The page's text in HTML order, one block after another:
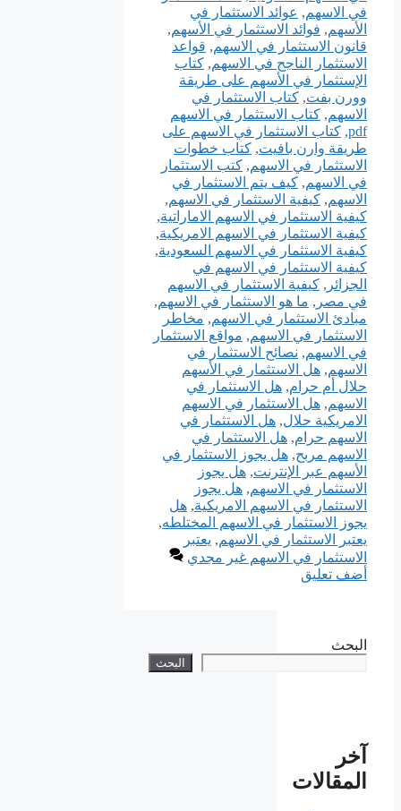
في الاسهم, عوائد الاستثمار في
الأسهم, فوائد الاستثمار في الأسهم,
قانون الاستثمار في الاسهم, قواعد
الاستثمار الناجح في الاسهم, كتاب
الإستثمار في الأسهم على طريقة
وورن بفت, كتاب الاستثمار في
الاسهم, كتاب الاستثمار في الاسهم
pdf
, كتاب الاستثمار في الاسهم على
طريقة وارن بافيت, كتاب خطوات
الاستثمار في الاسهم, كتب الاستثمار
في الاسهم, كيف يتم الاستثمار في
الاسهم, كيفية الاستثمار في الاسهم,
كيفية الاستثمار في الاسهم الاماراتية,
كيفية الاستثمار في الاسهم الامريكية,
كيفية الاستثمار في الاسهم السعودية,
كيفية الاستثمار في الاسهم في
الجزائر , كيفية الاستثمار في الاسهم
في مصر , ما هو الاستثمار في الاسهم,
مبادئ الاستثمار في الاسهم, مخاطر
الاستثمار في الاسهم, مواقع الاستثمار
في الاسهم, نصائح الاستثمار في
الاسهم, هل الاستثمار في الأسهم
حلال أم حرام, هل الاستثمار في
الاسهم, هل الاستثمار في الاسهم
الامريكية حلال, هل الاستثمار في
الاسهم حرام, هل الاستثمار في
الاسهم مربح, هل يجوز الاستثمار في
الأسهم عبر الإنترنت, هل يجوز
الاستثمار في الاسهم, هل يجوز
الاستثمار في الاسهم الامريكية, هل
يجوز الاستثمار في الاسهم المختلطه,
يعتبر الاستثمار في الاسهم, يعتبر
الاستثمار في الاسهم غير مجدي
أضف تعليق
البحث
البحث
آخر
المقالات